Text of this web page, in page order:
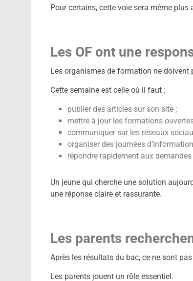
Pour certains, cette voie sera même plus
Les OF ont une
Les organismes de formation ne
Cette semaine est celle où il faut :
publier des articles sur son site ;
mettre à jour les formations
communiquer sur les réseaux
organiser des journées
répondre rapidement aux
Un jeune qui cherche une solution
une réponse claire et rassurante.
Les parents
Après les résultats du bac, ce ne sont
Les parents jouent un rôle essentiel.